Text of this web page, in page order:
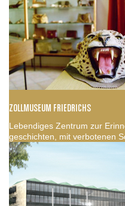
ZOLLMUSEUM FRIEDRICHS
Lebendiges Zentrum zur
geschichten, mit verbotenen